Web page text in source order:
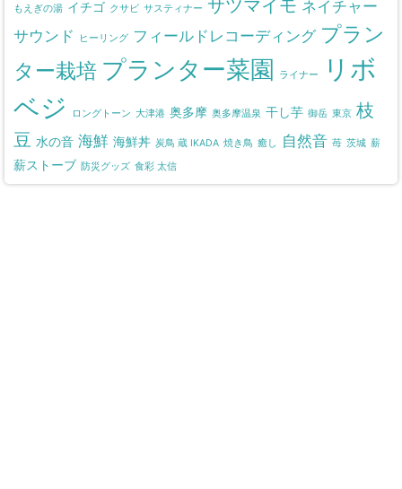
もえぎの湯 イチゴ クサビ サスティナー サツマイモ ネイチャー
サウンド
ヒーリング フィールドレコーディング プラン
ター栽培 プランター菜園 ライナー
リボ
ベジ
ロングトーン 大津港 奥多摩 奥多摩温泉 干し芋 御岳 東京 枝
豆 水の音 海鮮 海鮮丼 炭鳥 蔵 IKADA 焼き鳥 癒し 自然音 苺 茨城 薪
薪ストーブ 防災グッズ 食彩 太信